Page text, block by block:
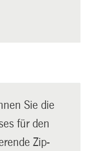
Sie die
für den
Zip-